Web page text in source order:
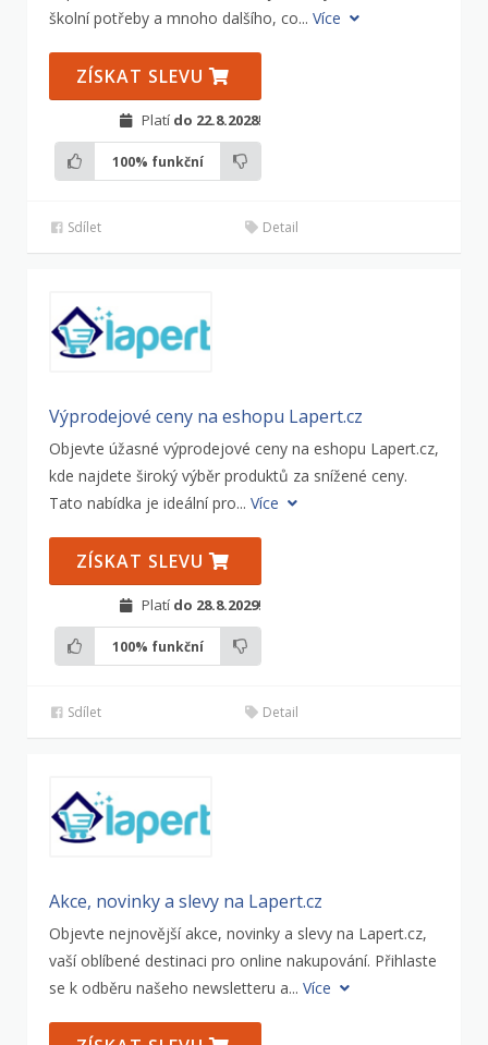
školní potřeby a mnoho dalšího, co... Více
ZÍSKAT SLEVU
Platí do 22.8.2028!
100% funkční
Sdílet Detail
Výprodejové ceny na eshopu Lapert.cz
Objevte úžasné výprodejové ceny na eshopu Lapert.cz,
kde najdete široký výběr produktů za snížené ceny.
Tato nabídka je ideální pro... Více
ZÍSKAT SLEVU
Platí do 28.8.2029!
100% funkční
Sdílet Detail
Akce, novinky a slevy na Lapert.cz
Objevte nejnovější akce, novinky a slevy na Lapert.cz,
vaší oblíbené destinaci pro online nakupování. Přihlaste
se k odběru našeho newsletteru a... Více